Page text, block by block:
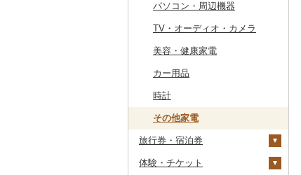
近江牛
神戸牛・神戸ビーフ
但馬牛
土佐あかうし
佐賀牛
長崎和牛
あか牛
宮崎牛
その他貝
クエ
くじら
サバ
さんま
鯛
のどぐろ
ふぐ
ブリ
その他海苔・海藻
かまぼこ・練り製品
その他魚介・加工品
ななつぼし
その他米
せとか
文旦
まどんな
ポンカン
その他柑橘
ドライフルーツ
干し柿
干し芋
その他ドライフルーツ
その他果物
びわ
ブルーベリー
パイナップル
栗
その他果物
その他根菜
その他きのこ
かぼちゃ
茄子
レタス
その他野菜
ノンアルコール
その他酒
八女茶
その他茶
豆乳
その他飲料・ジュース
アイス・ジェラート
その他洋菓子
煎餅・おかき
羊羹
饅頭
大福
その他和菓子
その他麺
その他鍋
スープ
豆腐・納豆
豆腐
納豆
漬物
梅干
キムチ
その他漬物
缶詰・瓶詰
肉
魚
果物
ジャム
乾物
燻製（スモーク）
おせち
その他加工品
酢
だし
食用油
えごま油
オリーブオイル
ごま油
その他食用油
はちみつ
ドレッシング
その他調味料
みりん
ケチャップ
パソコン・周辺機器
TV・オーディオ・カメラ
美容・健康家電
カー用品
時計
その他家電
旅行券・宿泊券
旅行券
体験・チケット